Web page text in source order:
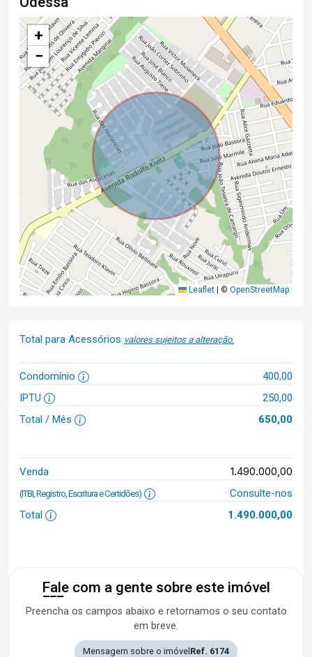
+
−
Leaflet | © OpenStreetMap
Total para Acessórios valores sujeitos a alteração.
Condomínio
400,00
IPTU
250,00
Total / Mês
650,00
Venda 1.490.000,00
(ITBI, Registro, Escritura e Certidões)
Consulte-nos
Total
1.490.000,00
Fale com a gente sobre este imóvel
Preencha os campos abaixo e retornamos o seu contato
em breve.
Mensagem sobre o imóvelRef. 6174